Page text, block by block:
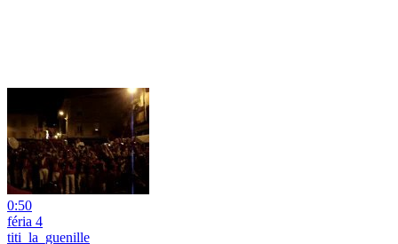
0:50
féria 4
titi_la_guenille